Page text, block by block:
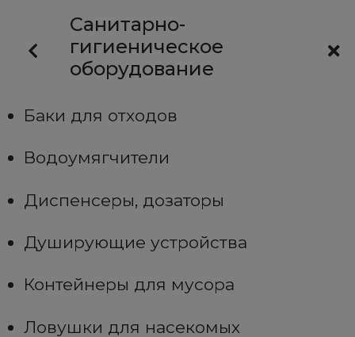
Санитарно-
гигиеническое
оборудование
Баки для отходов
Водоумягчители
Диспенсеры, дозаторы
Душирующие устройства
Контейнеры для мусора
Ловушки для насекомых